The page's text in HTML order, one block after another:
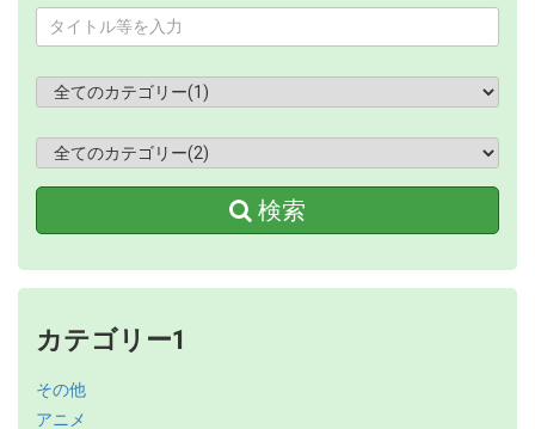
検索
カテゴリー1
その他
アニメ